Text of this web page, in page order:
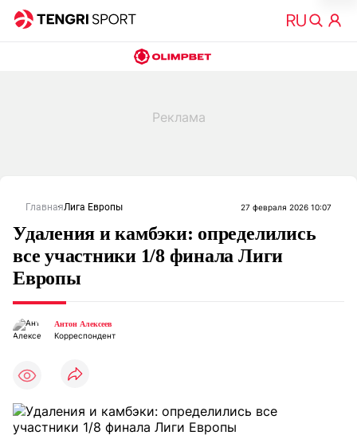
ГлавнаяЛига Европы 27 февраля 2026 10:07
Удаления и камбэки: определились
все участники 1/8 финала Лиги
Европы
Антон Алексеев
Корреспондент